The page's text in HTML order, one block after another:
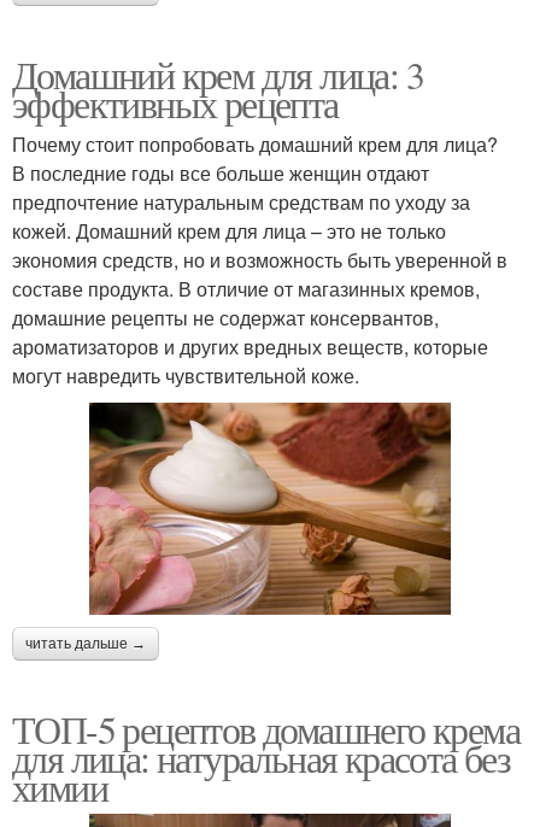
Домашний крем для лица: 3
эффективных рецепта
Почему стоит попробовать домашний крем для лица?
В последние годы все больше женщин отдают
предпочтение натуральным средствам по уходу за
кожей. Домашний крем для лица – это не только
экономия средств, но и возможность быть уверенной в
составе продукта. В отличие от магазинных кремов,
домашние рецепты не содержат консервантов,
ароматизаторов и других вредных веществ, которые
могут навредить чувствительной коже.
читать дальше →
ТОП-5 рецептов домашнего крема
для лица: натуральная красота без
химии